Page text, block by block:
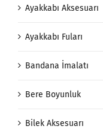
Ayakkabı Aksesuarı
Ayakkabı Fuları
Bandana İmalatı
Bere Boyunluk
Bilek Aksesuarı